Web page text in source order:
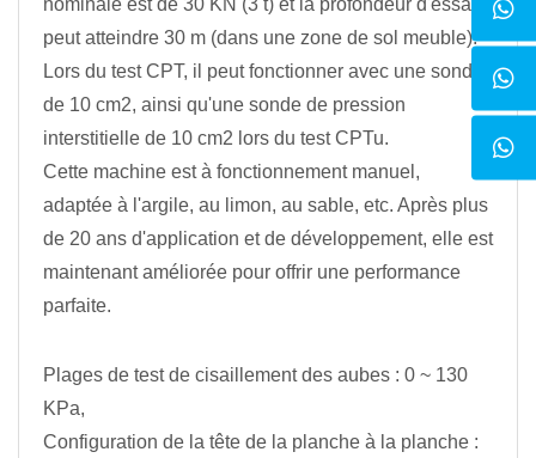
nominale est de 30 KN (3 t) et la profondeur d'essai
peut atteindre 30 m (dans une zone de sol meuble).
Lors du test CPT, il peut fonctionner avec une sonde
de 10 cm2, ainsi qu'une sonde de pression
interstitielle de 10 cm2 lors du test CPTu.
Cette machine est à fonctionnement manuel,
adaptée à l'argile, au limon, au sable, etc. Après plus
de 20 ans d'application et de développement, elle est
maintenant améliorée pour offrir une performance
parfaite.
Plages de test de cisaillement des aubes : 0 ~ 130
KPa,
Configuration de la tête de la planche à la planche :